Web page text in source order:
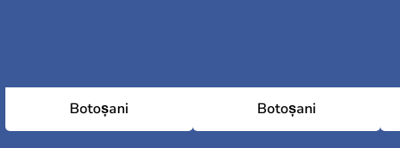
Botoșani Botoșani